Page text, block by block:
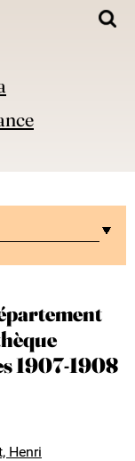
1907-1908
Henri